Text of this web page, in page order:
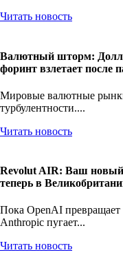
Читать новость
Валютный шторм:
форинт взлетает после
Мировые валютные
турбулентности....
Читать новость
Revolut AIR: Ваш
теперь в
Пока OpenAI
Anthropic пугает...
Читать новость